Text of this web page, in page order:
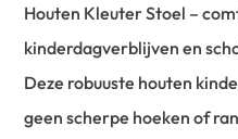
Houten Kleuter Stoel –
kinderdagverblijven en
Deze robuuste houten
geen scherpe hoeken of